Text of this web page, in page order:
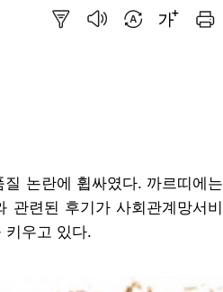
논란에 휩싸였다. 까르띠에는
관련된 후기가 사회관계망서비
키우고 있다.